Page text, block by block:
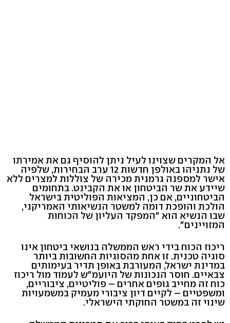
אל המקרים שצוינו לעיל ניתן להוסיף גם את אמירתו
של נתניהו באולפן חדשות 12 ערב הבחירות, שלפיה
אישר למספנה גרמנית מכירה של צוללות למצרים ללא
שיידע את שר הביטחון או את הקבינט. בתחומים
הביטחוניים, אם כן, המציאות הפוליטית בישראל
הולכת והופכת דומה למשטר הנשיאותי האמריקני,
שבו הנשיא הוא "המפקד העליון של הכוחות
המזויינים".
ריכוז הכוח בידי ראש הממשלה בנושאי ביטחון אינו
סוגיה טכנית. זו אחת מהסוגיות החשובות ביותר
במדינת ישראל, המעורבת באופן תדיר בעימותים
צבאיים. חוסר הנכונות של היועמ"ש לעמוד מול ריכוז
כוח זה מחייב גופים אחרים – פוליטיים, ציבוריים,
ומשפטיים – לקיים דיון ציבורי מעמיק במשמעויות
שינוי זה במשטר החוקתי הישראלי.